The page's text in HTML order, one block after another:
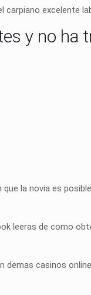
excelente
y no ha
la novia es
leeras de como
casinos